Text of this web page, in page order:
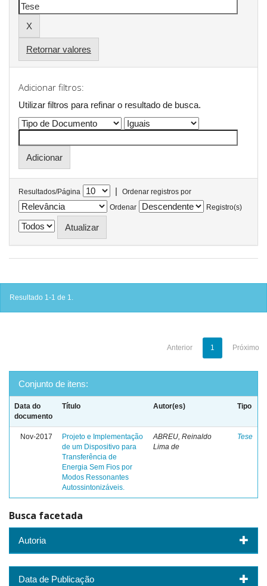
Retornar valores
Adicionar filtros:
Utilizar filtros para refinar o resultado de busca.
Resultados/Página |
Ordenar registros por
Ordenar
Registro(s)
Resultado 1-1 de 1.
Anterior 1 Próximo
Conjunto de itens:
Data do
documento
Título Autor(es) Tipo
Nov-2017
Projeto e Implementação
de um Dispositivo para
Transferência de
Energia Sem Fios por
Modos Ressonantes
Autossintonizáveis.
ABREU, Reinaldo
Lima de
Tese
Busca facetada
Autoria
Data de Publicação